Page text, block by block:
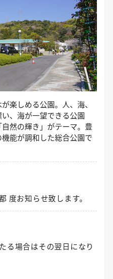
楽しめる公園。人、海、
、海が一望できる公園
然の輝き」がテーマ。豊
能が調和した総合公園で
度お知らせ致します。
る場合はその翌日になり